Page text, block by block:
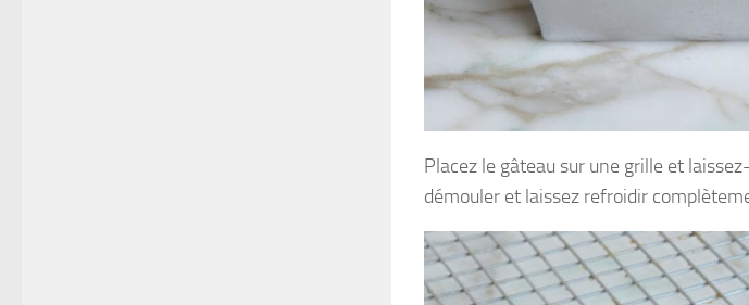
Placez le gâteau sur une grille et
démouler et laissez refroidir